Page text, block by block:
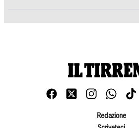
Redazione